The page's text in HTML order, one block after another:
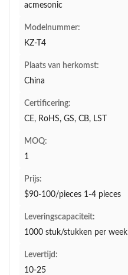
acmesonic
Modelnummer:
KZ-T4
Plaats van herkomst:
China
Certificering:
CE, RoHS, GS, CB, LST
MOQ:
1
Prijs:
$90-100/pieces 1-4 pieces
Leveringscapaciteit:
1000 stuk/stukken per week
Levertijd:
10-25